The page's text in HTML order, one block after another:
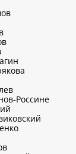
Россине